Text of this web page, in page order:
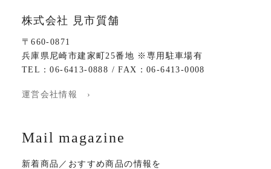
株式会社 見市質舗
〒660-0871
兵庫県尼崎市建家町25番地 ※専用駐車場有
TEL：06-6413-0888 / FAX：06-6413-0008
運営会社情報 ›
Mail magazine
新着商品／おすすめ商品の情報を